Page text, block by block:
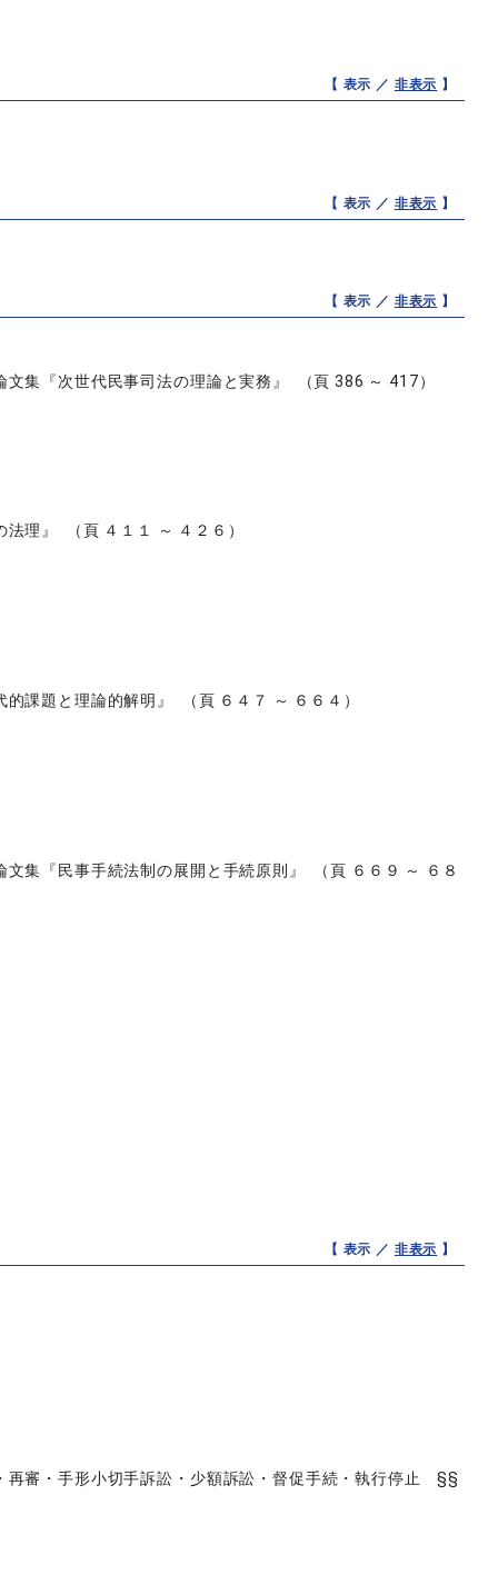
【 表示 ／ 非表示 】
【 表示 ／ 非表示 】
【 表示 ／ 非表示 】
集『次世代民事司法の理論と実務』 （頁 386 ～ 417）
理』 （頁 ４１１ ～ ４２６）
課題と理論的解明』 （頁 ６４７ ～ ６６４）
集『民事手続法制の展開と手続原則』 （頁 ６６９ ～ ６８
【 表示 ／ 非表示 】
審・手形小切手訴訟・少額訴訟・督促手続・執行停止 §§